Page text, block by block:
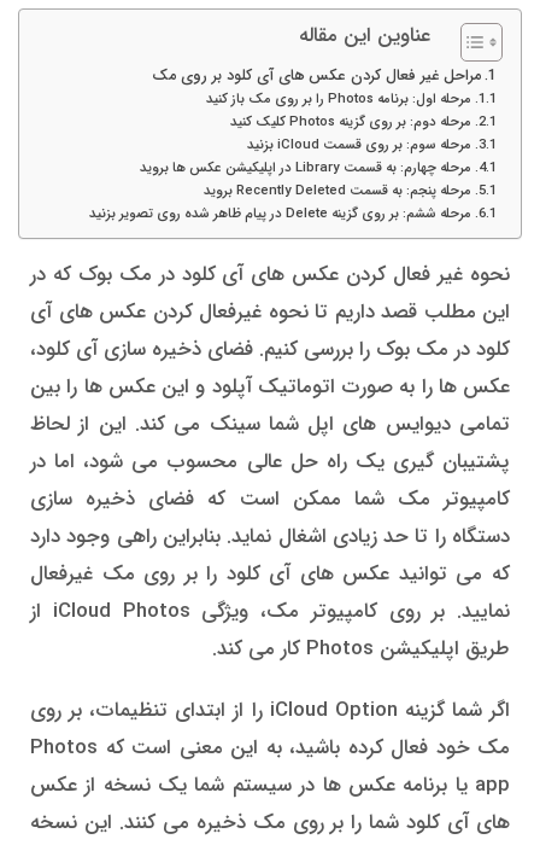
عناوین این مقاله
مراحل غیر فعال کردن عکس های آی کلود بر روی مک
مرحله اول: برنامه Photos را بر روی مک باز کنید
مرحله دوم: بر روی گزینه Photos کلیک کنید
مرحله سوم: بر روی قسمت iCloud بزنید
مرحله چهارم: به قسمت Library در اپلیکیشن عکس ها بروید
مرحله پنجم: به قسمت Recently Deleted بروید
مرحله ششم: بر روی گزینه Delete در پیام ظاهر شده روی تصویر بزنید
نحوه غیر فعال کردن عکس های آی کلود در مک بوک که در
این مطلب قصد داریم تا نحوه غیرفعال کردن عکس های آی
کلود در مک بوک را بررسی کنیم. فضای ذخیره سازی آی کلود،
عکس ها را به صورت اتوماتیک آپلود و این عکس ها را بین
تمامی دیوایس های اپل شما سینک می کند. این از لحاظ
پشتیبان گیری یک راه حل عالی محسوب می شود، اما در
کامپیوتر مک شما ممکن است که فضای ذخیره سازی
دستگاه را تا حد زیادی اشغال نماید. بنابراین راهی وجود دارد
که می توانید عکس های آی کلود را بر روی مک غیرفعال
نمایید. بر روی کامپیوتر مک، ویژگی iCloud Photos از
طریق اپلیکیشن Photos کار می کند.
اگر شما گزینه iCloud Option را از ابتدای تنظیمات، بر روی
مک خود فعال کرده باشید، به این معنی است که Photos
app یا برنامه عکس ها در سیستم شما یک نسخه از عکس
های آی کلود شما را بر روی مک ذخیره می کنند. این نسخه